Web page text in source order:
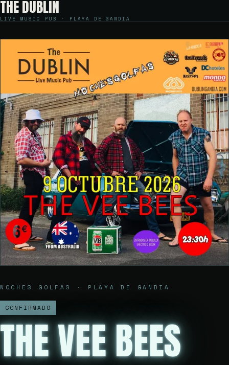
THE DUBLIN
LIVE MUSIC PUB · PLAYA DE GANDIA
NOCHES GOLFAS · PLAYA DE GANDIA
CONFIRMADO
THE VEE BEES